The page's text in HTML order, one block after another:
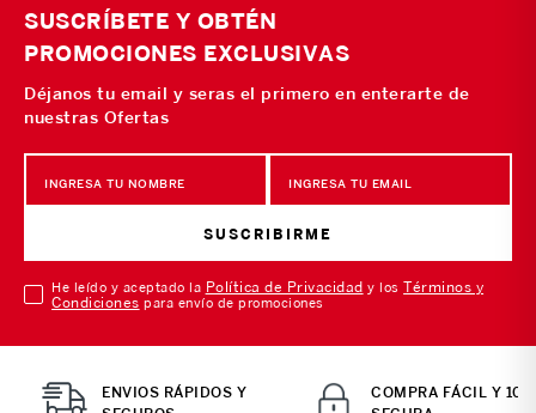
SUSCRÍBETE Y OBTÉN
PROMOCIONES EXCLUSIVAS
Déjanos tu email y seras el primero en enterarte de
nuestras Ofertas
SUSCRIBIRME
He leído y aceptado la Política de Privacidad y losTérminos y
Condiciones para envío de promociones
ENVIOS RÁPIDOS Y
COMPRA FÁCIL Y